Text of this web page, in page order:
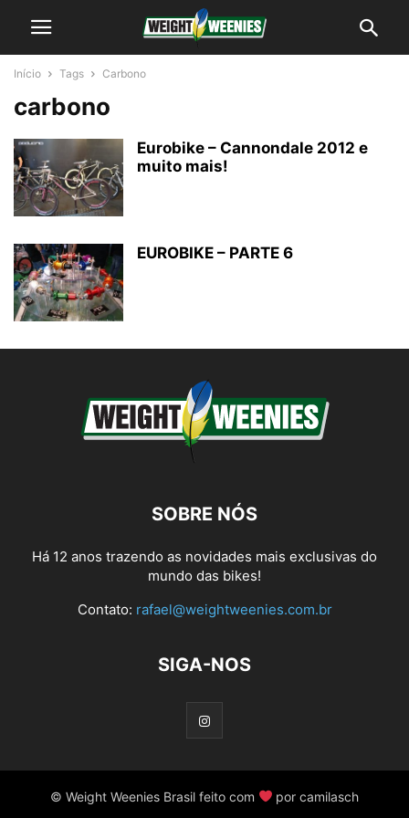
Início Tags Carbono
carbono
Eurobike – Cannondale 2012 e
muito mais!
EUROBIKE – PARTE 6
SOBRE NÓS
Há 12 anos trazendo as novidades mais exclusivas do
mundo das bikes!
Contato: rafael@weightweenies.com.br
SIGA-NOS
© Weight Weenies Brasil feito com por camilasch